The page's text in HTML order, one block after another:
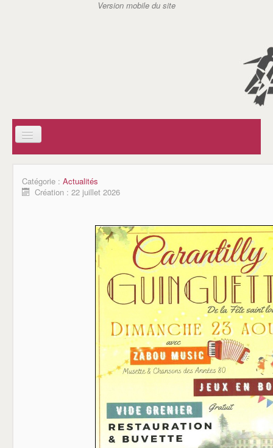
AIDE A DOMICILE EN MILIEU RURAL (ADMR)
CENTRE COMMUNAL D'ACTION SOCIAL (CCAS)
AIDES A DOMICILE DE CARANTILLY
ASSISTANTES MATERNELLES / REPAM
JSC TENNIS DE TABLE
LE COMITE DES FETES
LE GOUGEON CARANTILLAIS
LE CERCLE DE L'AMITIE
LES ANCIENS COMBATTANTS
COMMERCANTS & ARTISANS
RECENSEMENT MILITAIRE (JDC)
Catégorie : Actualités
Création : 22 juillet 2026